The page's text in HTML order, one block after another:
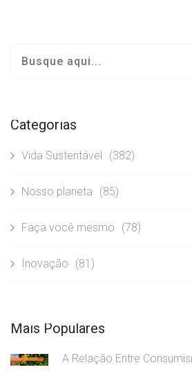
Categorias
Vida Sustentável (382)
Nosso planeta (85)
Faça você mesmo (78)
Inovação (81)
Mais Populares
A Relação Entre